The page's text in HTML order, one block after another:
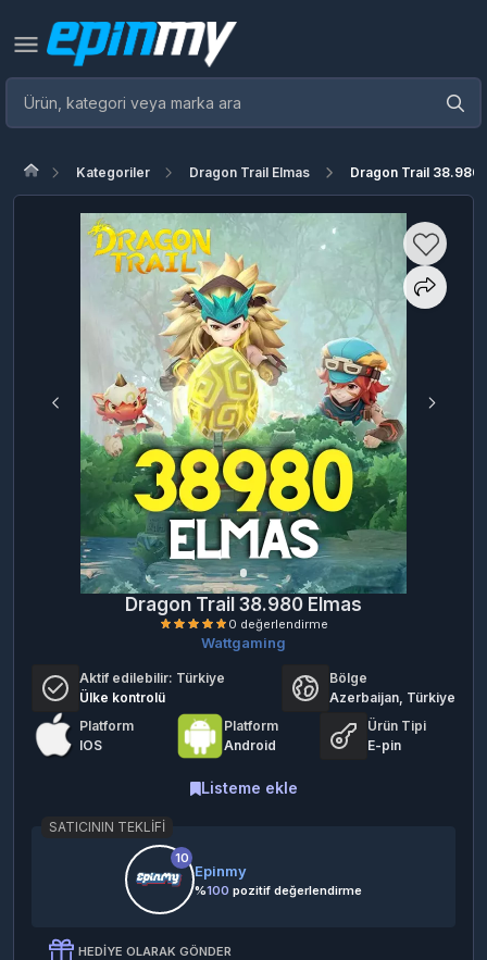
Kategoriler Dragon Trail Elmas Dragon Trail 38.980
Dragon Trail 38.980 Elmas
0 değerlendirme
Wattgaming
Aktif edilebilir: Türkiye
Ülke kontrolü
Bölge
Azerbaijan, Türkiye
Platform
IOS
Platform
Android
Ürün Tipi
E-pin
Listeme ekle
SATICININ TEKLIFI
10
Epinmy
%100 pozitif değerlendirme
HEDIYE OLARAK GÖNDER